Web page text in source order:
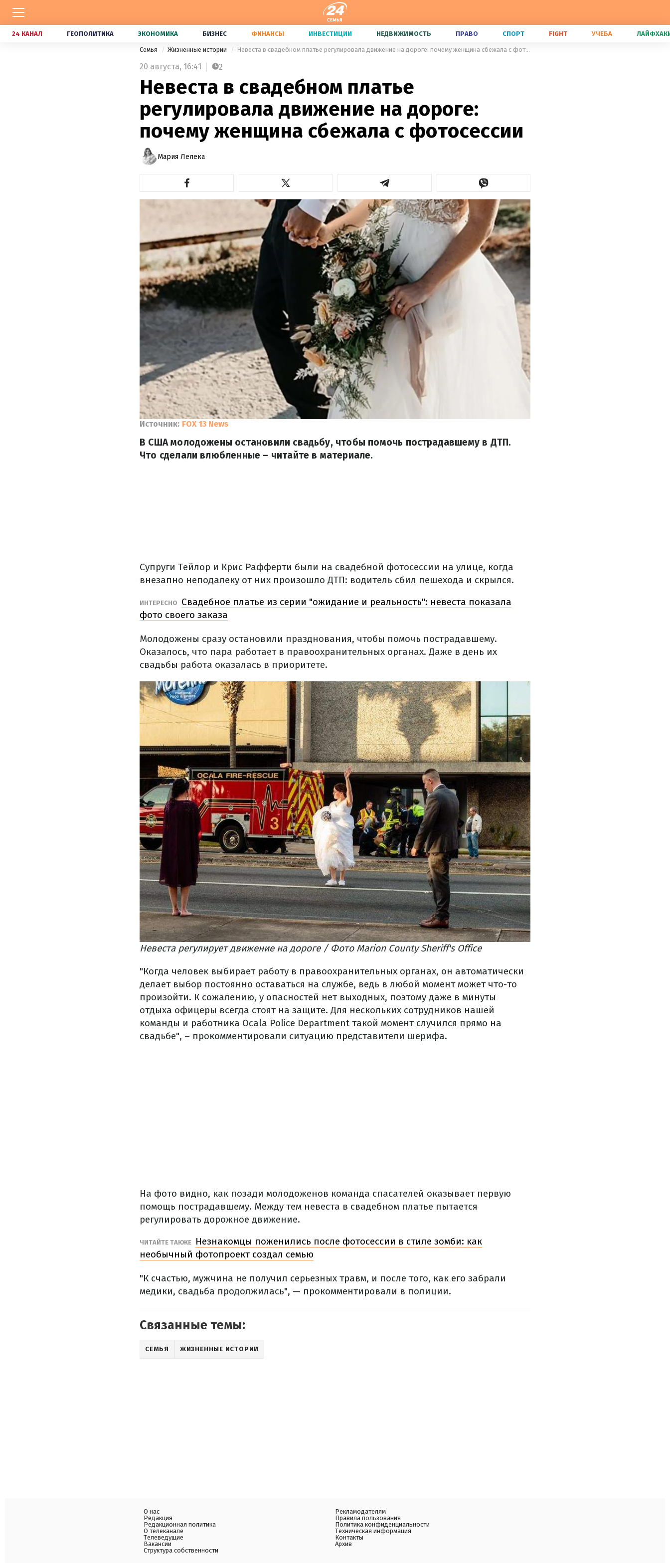
24 КАНАЛ ГЕОПОЛИТИКА ЭКОНОМИКА БИЗНЕС ФИНАНСЫ ИНВЕСТИЦИИ НЕДВИЖИМОСТЬ ПРАВО СПОРТ FIGHT УЧЕБА
Семья Жизненные истории Невеста в свадебном платье регулировала движение на дороге: почему женщина сбежала с фотосессии
20 августа, 16:41 2
Невеста в свадебном платье
регулировала движение на дороге:
почему женщина сбежала с фотосессии
Мария Лелека
Источник: FOX 13 News
В США молодожены остановили свадьбу, чтобы помочь пострадавшему в ДТП.
Что сделали влюбленные – читайте в материале.
Супруги Тейлор и Крис Рафферти были на свадебной фотосессии на улице, когда
внезапно неподалеку от них произошло ДТП: водитель сбил пешехода и скрылся.
ИНТЕРЕСНО
Свадебное платье из серии "ожидание и реальность": невеста показала
фото своего заказа
Молодожены сразу остановили празднования, чтобы помочь пострадавшему.
Оказалось, что пара работает в правоохранительных органах. Даже в день их
свадьбы работа оказалась в приоритете.
Невеста регулирует движение на дороге / Фото Marion County Sheriff's Office
"Когда человек выбирает работу в правоохранительных органах, он автоматически
делает выбор постоянно оставаться на службе, ведь в любой момент может что-то
произойти. К сожалению, у опасностей нет выходных, поэтому даже в минуты
отдыха офицеры всегда стоят на защите. Для нескольких сотрудников нашей
команды и работника Ocala Police Department такой момент случился прямо на
свадьбе", – прокомментировали ситуацию представители шерифа.
На фото видно, как позади молодоженов команда спасателей оказывает первую
помощь пострадавшему. Между тем невеста в свадебном платье пытается
регулировать дорожное движение.
ЧИТАЙТЕ ТАКЖЕ
Незнакомцы поженились после фотосессии в стиле зомби: как
необычный фотопроект создал семью
"К счастью, мужчина не получил серьезных травм, и после того, как его забрали
медики, свадьба продолжилась", — прокомментировали в полиции.
Связанные темы:
СЕМЬЯ ЖИЗНЕННЫЕ ИСТОРИИ
О нас
Редакция
Редакционная политика
О телеканале
Телеведущие
Вакансии
Структура собственности
Рекламодателям
Правила пользования
Политика конфиденциальности
Техническая информация
Контакты
Архив